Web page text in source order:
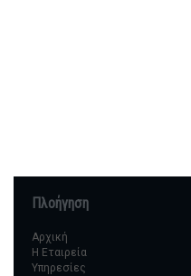
Πλοήγηση
Αρχική
Η Εταιρεία
Υπηρεσίες